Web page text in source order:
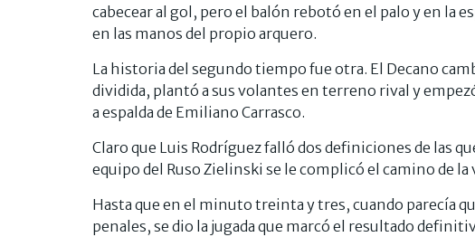
cabecear al gol, pero el balón rebotó en el palo y en la
en las manos del propio arquero.
La historia del segundo tiempo fue otra. El Decano
dividida, plantó a sus volantes en terreno rival y
a espalda de Emiliano Carrasco.
Claro que Luis Rodríguez falló dos definiciones de las
equipo del Ruso Zielinski se le complicó el camino de la
Hasta que en el minuto treinta y tres, cuando parecía
penales, se dio la jugada que marcó el resultado